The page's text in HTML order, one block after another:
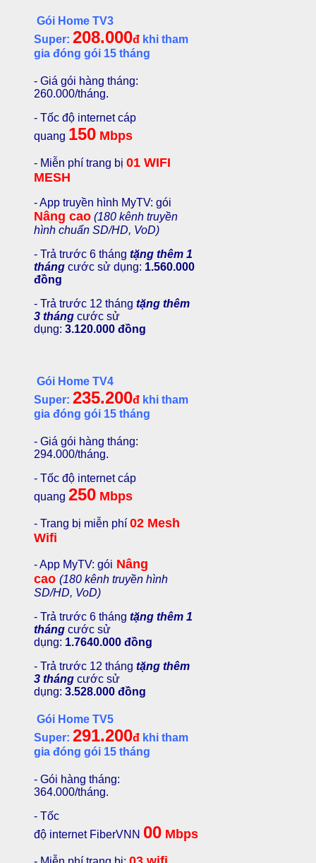
Gói Home TV3
Super: 208.000đ khi tham
gia đóng gói 15 tháng
- Giá gói hàng tháng:
260.000/tháng.
- Tốc độ internet cáp
quang 150 Mbps
- Miễn phí trang bị 01 WIFI
MESH
- App truyền hình MyTV: gói
Nâng cao (180 kênh truyền
hình chuẩn SD/HD, VoD)
- Trả trước 6 tháng tặng thêm 1
tháng cước sử dụng: 1.560.000
đồng
- Trả trước 12 tháng tặng thêm
3 tháng cước sử
dụng: 3.120.000 đồng
Gói Home TV4
Super: 235.200đ khi tham
gia đóng gói 15 tháng
- Giá gói hàng tháng:
294.000/tháng.
- Tốc độ internet cáp
quang 250 Mbps
- Trang bị miễn phí 02 Mesh
Wifi
- App MyTV: gói Nâng
cao (180 kênh truyền hình
SD/HD, VoD)
- Trả trước 6 tháng tặng thêm 1
tháng cước sử
dụng: 1.7640.000 đồng
- Trả trước 12 tháng tặng thêm
3 tháng cước sử
dụng: 3.528.000 đồng
Gói Home TV5
Super: 291.200đ khi tham
gia đóng gói 15 tháng
- Gói hàng tháng:
364.000/tháng.
- Tốc
độ internet FiberVNN 00 Mbps